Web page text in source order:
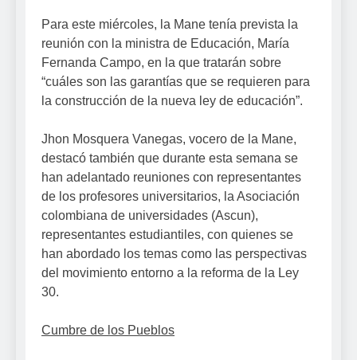
Para este miércoles, la Mane tenía prevista la
reunión con la ministra de Educación, María
Fernanda Campo, en la que tratarán sobre
“cuáles son las garantías que se requieren para
la construcción de la nueva ley de educación”.
Jhon Mosquera Vanegas, vocero de la Mane,
destacó también que durante esta semana se
han adelantado reuniones con representantes
de los profesores universitarios, la Asociación
colombiana de universidades (Ascun),
representantes estudiantiles, con quienes se
han abordado los temas como las perspectivas
del movimiento entorno a la reforma de la Ley
30.
Cumbre de los Pueblos